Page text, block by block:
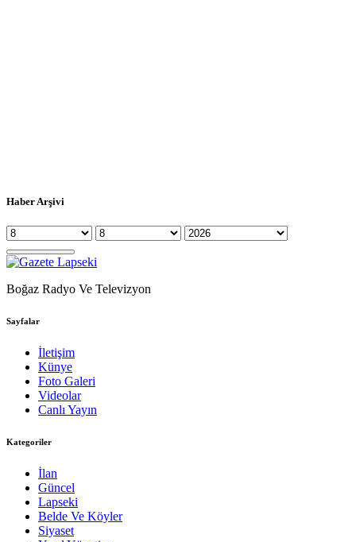
Haber Arşivi
Boğaz Radyo Ve Televizyon
Sayfalar
İletişim
Künye
Foto Galeri
Videolar
Canlı Yayın
Kategoriler
İlan
Güncel
Lapseki
Belde Ve Köyler
Siyaset